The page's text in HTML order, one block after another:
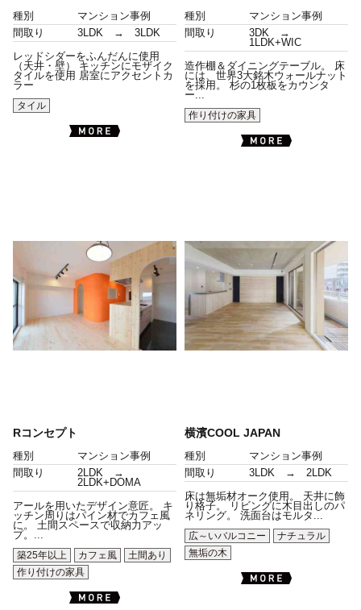
種別
マンション事例
間取り
3LDK → 3LDK
レッドシダーをふんだんに使用
（天井・壁） キッチンにモザイク
タイルを使用 居室にアクセントカ
ラー
タイル
種別
マンション事例
間取り
3DK →
1LDK+WIC
造作棚＆ダイニングテーブル。 床
には、世界3大銘木ウォールナット
を採用。 杉の1枚板をカウンタ
ー...
作り付けの家具
Rコンセプト
種別
マンション事例
間取り
2LDK →
2LDK+DOMA
アールを用いたデザイン意匠。 キ
ッチン周りはパイン材でカフェ風
に。 土間スペースで収納力アッ
プ。...
築25年以上
カフェ風
土間あり
作り付けの家具
横濱COOL JAPAN
種別
マンション事例
間取り
3LDK → 2LDK
床は無垢材オーク使用。 天井に飾
り格子。 リビングに木目出しのパ
ネリング。 洗面台はモルタ...
広～いバルコニー
ナチュラル
無垢の木